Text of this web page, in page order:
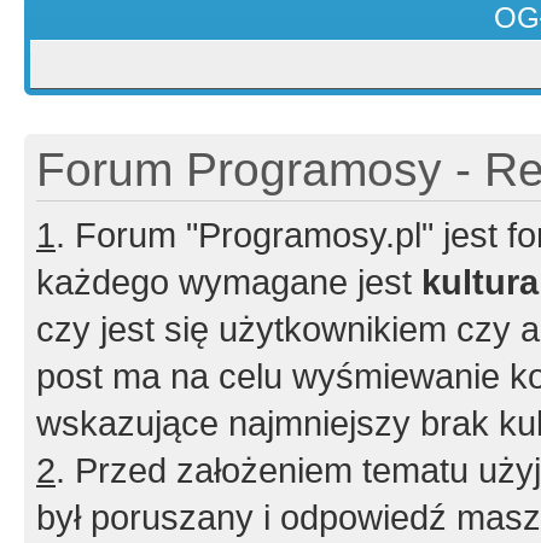
Forum Programosy -
1. Forum "Programosy.pl" jest
każdego wymagane jest
czy jest się użytkownikiem czy
post ma na celu wyśmiewanie
wskazujące najmniejszy brak
2. Przed założeniem tematu
był poruszany i odpowiedź